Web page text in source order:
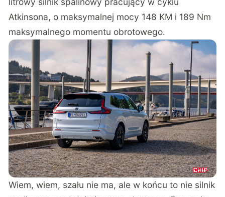
Atkinsona, o maksymalnej mocy 148 KM i 189 Nm
maksymalnego momentu obrotowego.
Wiem, wiem, szału nie ma, ale w końcu to nie silnik